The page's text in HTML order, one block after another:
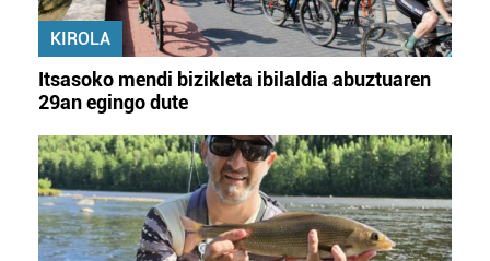
irakurri
KIROLA
Itsasoko mendi bizikleta ibilaldia abuztuaren
29an egingo dute